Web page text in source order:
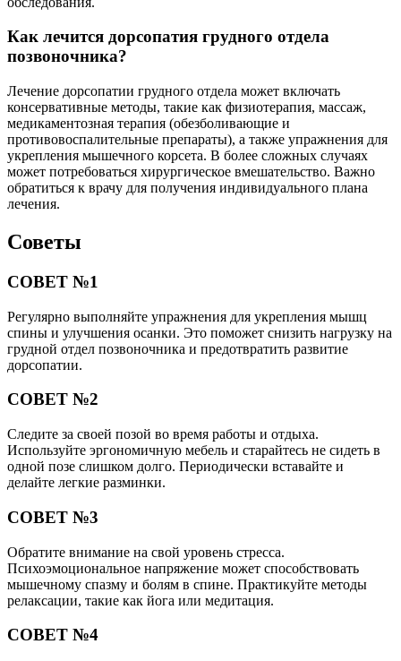
Как лечится дорсопатия грудного отдела
позвоночника?
Лечение дорсопатии грудного отдела может включать
консервативные методы, такие как физиотерапия, массаж,
медикаментозная терапия (обезболивающие и
противовоспалительные препараты), а также упражнения для
укрепления мышечного корсета. В более сложных случаях
может потребоваться хирургическое вмешательство. Важно
обратиться к врачу для получения индивидуального плана
лечения.
Советы
СОВЕТ №1
Регулярно выполняйте упражнения для укрепления мышц
спины и улучшения осанки. Это поможет снизить нагрузку на
грудной отдел позвоночника и предотвратить развитие
дорсопатии.
СОВЕТ №2
Следите за своей позой во время работы и отдыха.
Используйте эргономичную мебель и старайтесь не сидеть в
одной позе слишком долго. Периодически вставайте и
делайте легкие разминки.
СОВЕТ №3
Обратите внимание на свой уровень стресса.
Психоэмоциональное напряжение может способствовать
мышечному спазму и болям в спине. Практикуйте методы
релаксации, такие как йога или медитация.
СОВЕТ №4